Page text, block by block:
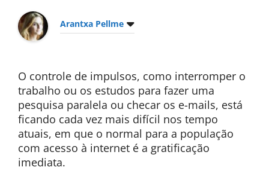
Arantxa Pellme
O controle de impulsos, como interromper o
trabalho ou os estudos para fazer uma
pesquisa paralela ou checar os e-mails, está
ficando cada vez mais difícil nos tempo
atuais, em que o normal para a população
com acesso à internet é a gratificação
imediata.